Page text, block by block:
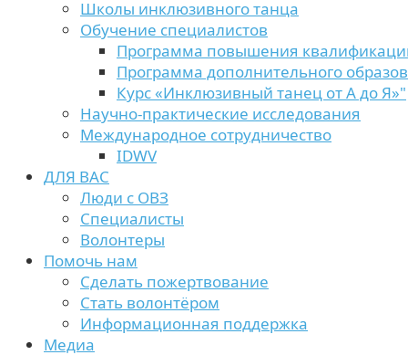
Школы инклюзивного танца
Обучение специалистов
Программа повышения
Программа дополнительного
Курс «Инклюзивный танец от А до Я»"
Научно-практические исследования
Международное сотрудничество
IDWV
ДЛЯ ВАС
Люди с ОВЗ
Специалисты
Волонтеры
Помочь нам
Сделать пожертвование
Стать волонтёром
Информационная поддержка
Медиа